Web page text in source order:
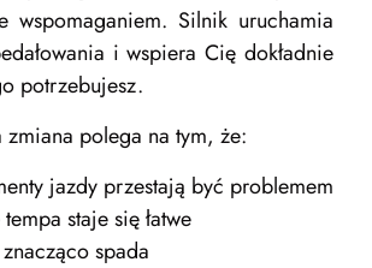
Silnik uruchamia
i wspiera Cię dokładnie
potrzebujesz.
polega na tym, że:
jazdy przestają być problemem
staje się łatwe
spada